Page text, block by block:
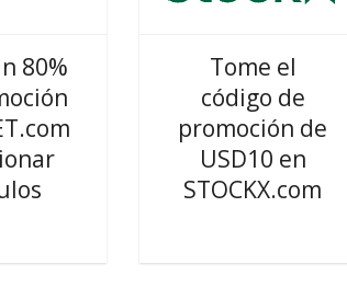
80%
Tome el
código de
promoción de
USD10 en
STOCKX.com